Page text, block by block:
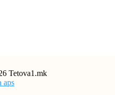
Tetova1.mk
aps